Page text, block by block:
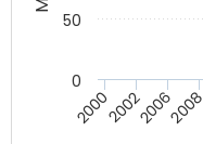
2000200220062008
0
50